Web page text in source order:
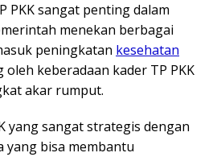
PKK sangat penting dalam
menekan berbagai
peningkatan kesehatan
keberadaan kader TP PKK
akar rumput.
yang sangat strategis dengan
yang bisa membantu